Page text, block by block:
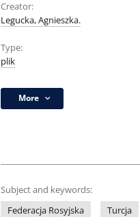
Creator:
Legucka, Agnieszka.
Type:
plik
More
Subject and keywords:
Federacja Rosyjska
Turcja